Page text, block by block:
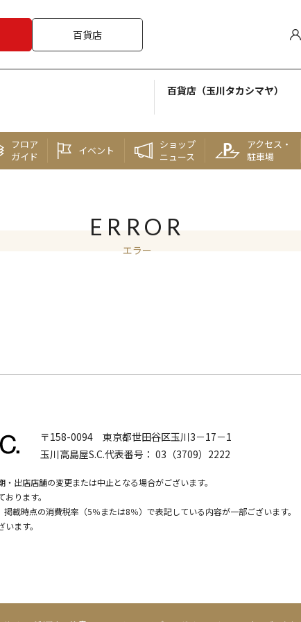
百貨店
百貨店（玉川タカシマヤ）
フロア
ガイド
イベント
ショップ
ニュース
アクセス・
駐車場
ERROR
エラー
〒158-0094 東京都世田谷区玉川3－17－1
玉川高島屋S.C.代表番号： 03（3709）2222
出店店舗の変更または中止となる場合がございます。
ります。
載時点の消費税率（5％または8％）で表記している内容が一部ございます。
ます。